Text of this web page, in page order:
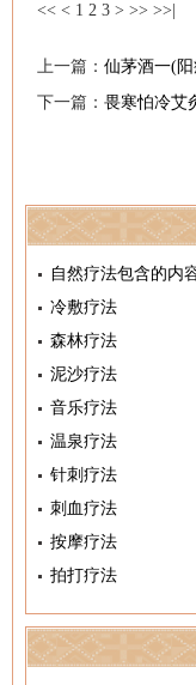
<< < 1 2 3 > >> >>|
上一篇： 仙茅酒一(阳
下一篇： 畏寒怕冷艾
自然疗法包含的内
冷敷疗法
森林疗法
泥沙疗法
音乐疗法
温泉疗法
针刺疗法
刺血疗法
按摩疗法
拍打疗法